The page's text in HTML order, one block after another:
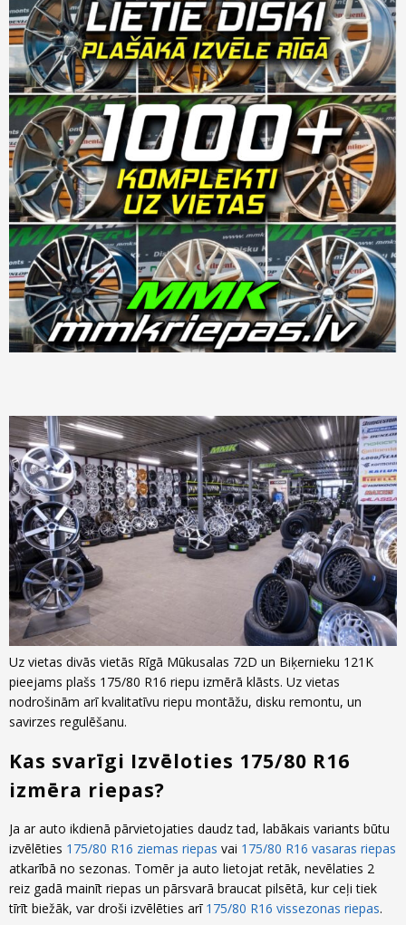
Uz vietas divās vietās Rīgā Mūkusalas 72D un Biķernieku 121K
pieejams plašs 175/80 R16 riepu izmērā klāsts. Uz vietas
nodrošinām arī kvalitatīvu riepu montāžu, disku remontu, un
savirzes regulēšanu.
Kas svarīgi Izvēloties 175/80 R16
izmēra riepas?
Ja ar auto ikdienā pārvietojaties daudz tad, labākais variants būtu
izvēlēties 175/80 R16 ziemas riepas vai 175/80 R16 vasaras riepas
atkarībā no sezonas. Tomēr ja auto lietojat retāk, nevēlaties 2
reiz gadā mainīt riepas un pārsvarā braucat pilsētā, kur ceļi tiek
tīrīt biežāk, var droši izvēlēties arī 175/80 R16 vissezonas riepas.